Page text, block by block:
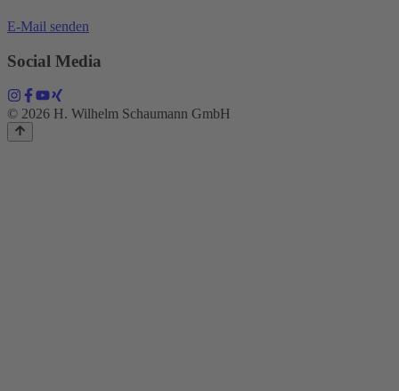
E-Mail senden
Social Media
© 2026 H. Wilhelm Schaumann GmbH